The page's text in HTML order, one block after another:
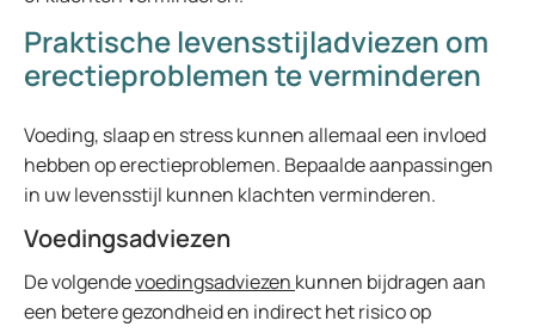
Praktische levensstijladviezen om
erectieproblemen te verminderen
Voeding, slaap en stress kunnen allemaal een invloed
hebben op erectieproblemen. Bepaalde aanpassingen
in uw levensstijl kunnen klachten verminderen.
Voedingsadviezen
De volgendevoedingsadviezen kunnen bijdragen aan
een betere gezondheid en indirect het risico op